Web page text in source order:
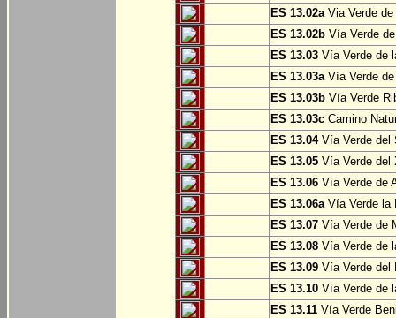
ES 13.02aVia Verde de
ES 13.02b Vía Verde
ES 13.03 Vía Verde de
ES 13.03aVía Verde de
ES 13.03b Vía Verde
ES 13.03c Camino
ES 13.04Vía Verde del
ES 13.05 Vía Verde del
ES 13.06 Vía Verde de
ES 13.06aVía Verde la
ES 13.07 Vía Verde de
ES 13.08 Vía Verde de
ES 13.09 Vía Verde del
ES 13.10 Vía Verde de
ES 13.11 Vía Verde